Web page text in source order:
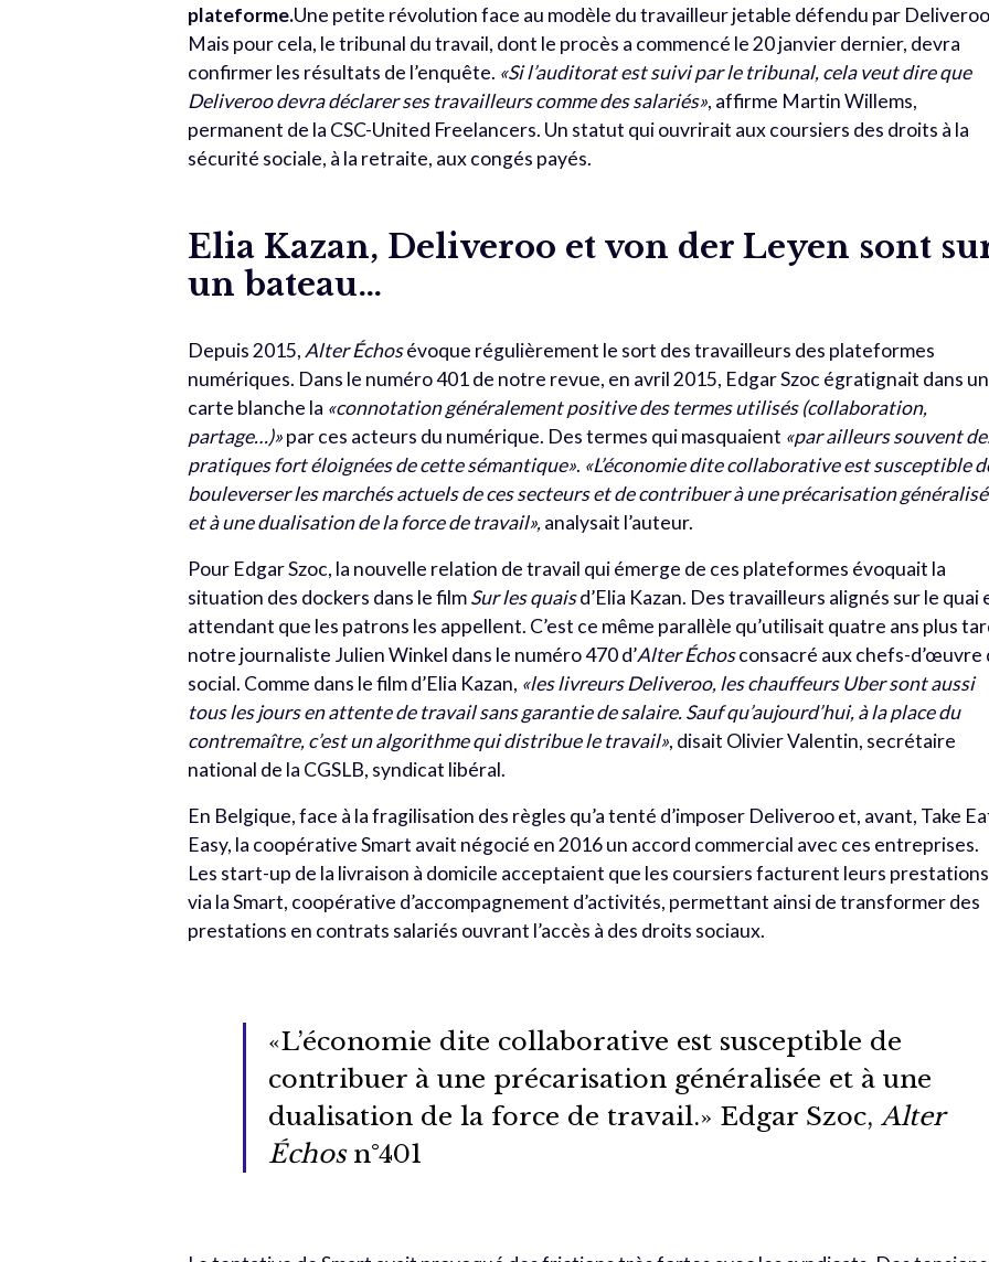
plateforme.Une petite révolution face au modèle du travailleur jetable défendu par
Mais pour cela, le tribunal du travail, dont le procès a commencé le 20 janvier dernier, devra
confirmer les résultats de l’enquête. «Si l’auditorat est suivi par le tribunal, cela veut dire que
Deliveroo devra déclarer ses travailleurs comme des salariés», affirme Martin Willems,
permanent de la CSC-United Freelancers. Un statut qui ouvrirait aux coursiers des droits à la
sécurité sociale, à la retraite, aux congés payés.
Elia Kazan, Deliveroo et von der Leyen sont
un bateau…
Depuis 2015, Alter Échosévoque régulièrement le sort des travailleurs des plateformes
numériques. Dans le numéro 401 de notre revue, en avril 2015, Edgar Szoc égratignait dans
carte blanche la «connotation généralement positive des termes utilisés (collaboration,
partage…)»par ces acteurs du numérique. Des termes qui masquaient «par ailleurs souvent
pratiques fort éloignées de cette sémantique». «L’économie dite collaborative est susceptible
bouleverser les marchés actuels de ces secteurs et de contribuer à une précarisation
et à une dualisation de la force de travail»,analysait l’auteur.
Pour Edgar Szoc, la nouvelle relation de travail qui émerge de ces plateformes évoquait la
situation des dockers dans le filmSur les quaisd’Elia Kazan. Des travailleurs alignés sur le quai
attendant que les patrons les appellent. C’est ce même parallèle qu’utilisait quatre ans plus
notre journaliste Julien Winkel dans le numéro 470 d’Alter Échosconsacré aux chefs-d’œuvre
social. Comme dans le film d’Elia Kazan, «les livreurs Deliveroo, les chauffeurs Uber sont aussi
tous les jours en attente de travail sans garantie de salaire. Sauf qu’aujourd’hui, à la place du
contremaître, c’est un algorithme qui distribue le travail», disait Olivier Valentin, secrétaire
national de la CGSLB, syndicat libéral.
En Belgique, face à la fragilisation des règles qu’a tenté d’imposer Deliveroo et, avant, Take
Easy, la coopérative Smart avait négocié en 2016 un accord commercial avec ces entreprises.
Les start-up de la livraison à domicile acceptaient que les coursiers facturent leurs prestations
via la Smart, coopérative d’accompagnement d’activités, permettant ainsi de transformer des
prestations en contrats salariés ouvrant l’accès à des droits sociaux.
«L’économie dite collaborative est susceptible de
contribuer à une précarisation généralisée et à une
dualisation de la force de travail.» Edgar Szoc,Alter
Échosn°401